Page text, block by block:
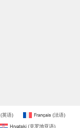
(英语) Français (法语)
Hrvatski(克罗地亚语)